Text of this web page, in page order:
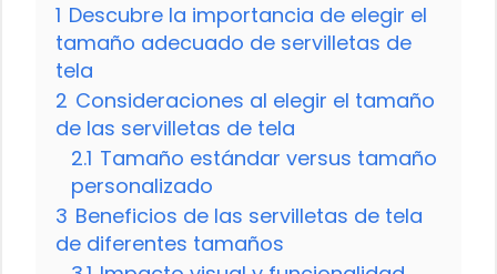
1 Descubre la importancia de elegir el
tamaño adecuado de servilletas de
tela
2 Consideraciones al elegir el tamaño
de las servilletas de tela
2.1 Tamaño estándar versus tamaño
personalizado
3 Beneficios de las servilletas de tela
de diferentes tamaños